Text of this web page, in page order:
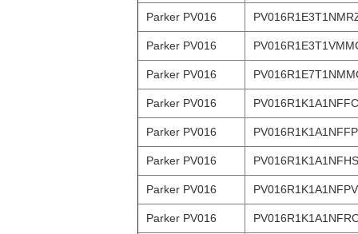
Parker PV016
Parker PV016
Parker PV016
Parker PV016 PV016R1K1A1NFFC
Parker PV016 PV016R1K1A1NFFP
Parker PV016 PV016R1K1A1NFHS
Parker PV016 PV016R1K1A1NFPV
Parker PV016